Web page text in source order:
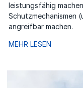
leistungsfähig
Schutzmechanismen
angreifbar machen.
MEHR LESEN